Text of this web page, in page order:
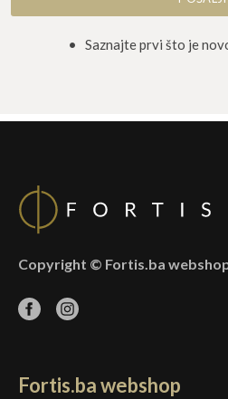
• Saznajte prvi što je
Copyright © Fortis.ba
Fortis.ba webshop